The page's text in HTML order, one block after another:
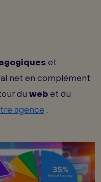
et
net en complément
du webet du
agence .